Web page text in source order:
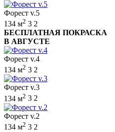
Форест v.5
134 м2 3 2
БЕСПЛАТНАЯ ПОКРАСКА
В АВГУСТЕ
Форест v.4
134 м2 3 2
Форест v.3
134 м2 3 2
Форест v.2
134 м2 3 2